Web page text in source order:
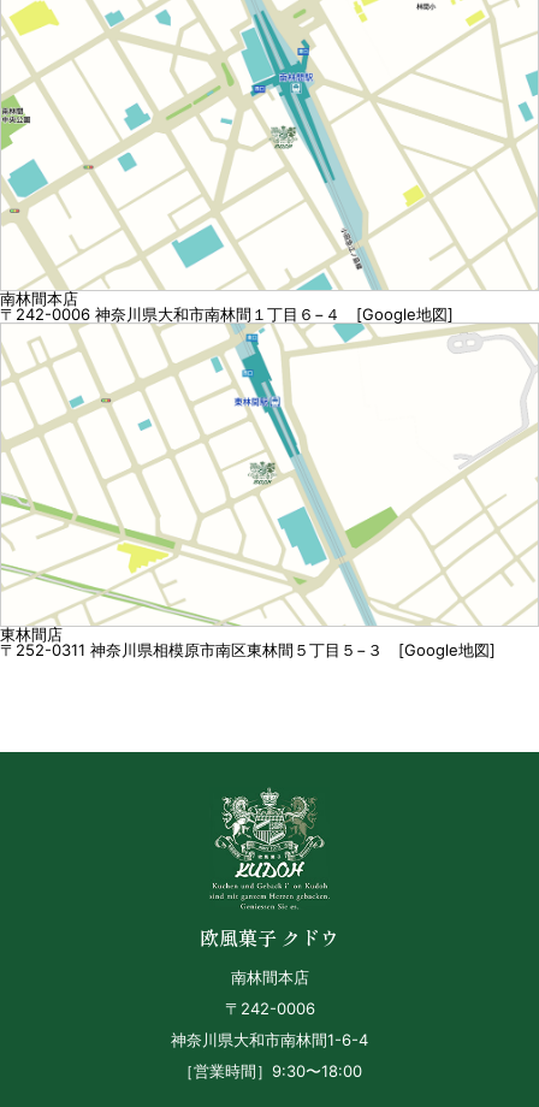
南林間本店
〒242-0006 神奈川県大和市南林間１丁目６−４ [Google地図]
東林間店
〒252-0311 神奈川県相模原市南区東林間５丁目５−３ [Google地図]
欧風菓子 クドウ
南林間本店
〒242-0006
神奈川県大和市南林間1-6-4
［営業時間］9:30〜18:00